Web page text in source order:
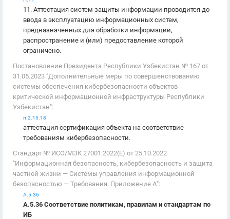
11. Аттестация систем защиты информации проводится до
ввода в эксплуатацию информационных систем,
предназначенных для обработки информации,
распространение и (или) предоставление которой
ограничено.
Постановление Президента Республики Узбекистан № 167 от
31.05.2023 "Дополнительные меры по совершенствованию
системы обеспечения кибербезопасности объектов
критической информационной инфраструктуры Республики
Узбекистан":
п.2.15.18
аттестация сертификация объекта на соответствие
требованиям кибербезопасности.
Стандарт № ИСО/МЭК 27001:2022(E) от 25.10.2022
"Информационная безопасность, кибербезопасность и защита
частной жизни — Системы управления информационной
безопасностью — Требования. Приложение А":
А.5.36
А.5.36 Соответствие политикам, правилам и стандартам по
ИБ